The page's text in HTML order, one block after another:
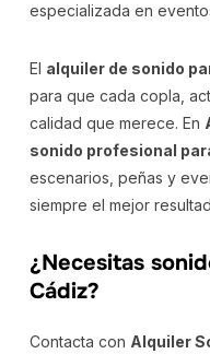
especializada en
El alquiler de sonido
para que cada copla,
calidad que merece. En
sonido profesional
escenarios, peñas y
siempre el mejor
¿Necesitas
Cádiz?
Contacta con Alquiler